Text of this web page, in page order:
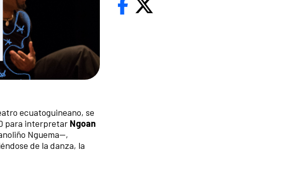
ecuatoguineano, se
para interpretar Ngoan
Nguema—,
de la danza, la